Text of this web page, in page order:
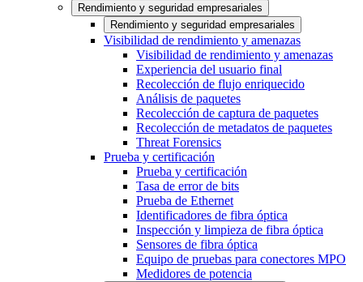
Rendimiento y seguridad empresariales
Rendimiento y seguridad empresariales
Visibilidad de rendimiento y amenazas
Visibilidad de rendimiento y amenazas
Experiencia del usuario final
Recolección de flujo enriquecido
Análisis de paquetes
Recolección de captura de paquetes
Recolección de metadatos de paquetes
Threat Forensics
Prueba y certificación
Prueba y certificación
Tasa de error de bits
Prueba de Ethernet
Identificadores de fibra óptica
Inspección y limpieza de fibra óptica
Sensores de fibra óptica
Equipo de pruebas para conectores MPO
Medidores de potencia